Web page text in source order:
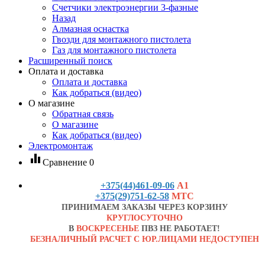
Счетчики электроэнергии 3-фазные
Назад
Алмазная оснастка
Гвозди для монтажного пистолета
Газ для монтажного пистолета
Расширенный поиск
Оплата и доставка
Оплата и доставка
Как добраться (видео)
О магазине
Обратная связь
О магазине
Как добраться (видео)
Электромонтаж
equalizer Сравнение 0
+375(44)461-09-06 А1
+375(29)751-62-58 МТС
ПРИНИМАЕМ ЗАКАЗЫ ЧЕРЕЗ КОРЗИНУ
КРУГЛОСУТОЧНО
В ВОСКРЕСЕНЬЕ ПВЗ НЕ РАБОТАЕТ!
БЕЗНАЛИЧНЫЙ РАСЧЕТ С ЮР.ЛИЦАМИ НЕДОСТУПЕН